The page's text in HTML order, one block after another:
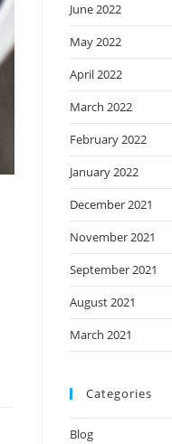
June 2022
May 2022
April 2022
March 2022
February 2022
January 2022
December 2021
November 2021
September 2021
August 2021
March 2021
Categories
Blog